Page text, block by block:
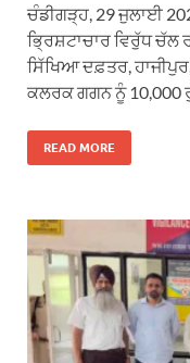
ਚੰਡੀਗੜ੍ਹ, 29 ਜੁਲਾਈ
ਭ੍ਰਿਸ਼ਟਾਚਾਰ ਵਿਰੁੱਧ ਚੱਲ
ਸਿੱਖਿਆ ਦਫ਼ਤਰ,
ਕਲਰਕ ਗਗਨ ਨੂੰ 10,000
READ MORE